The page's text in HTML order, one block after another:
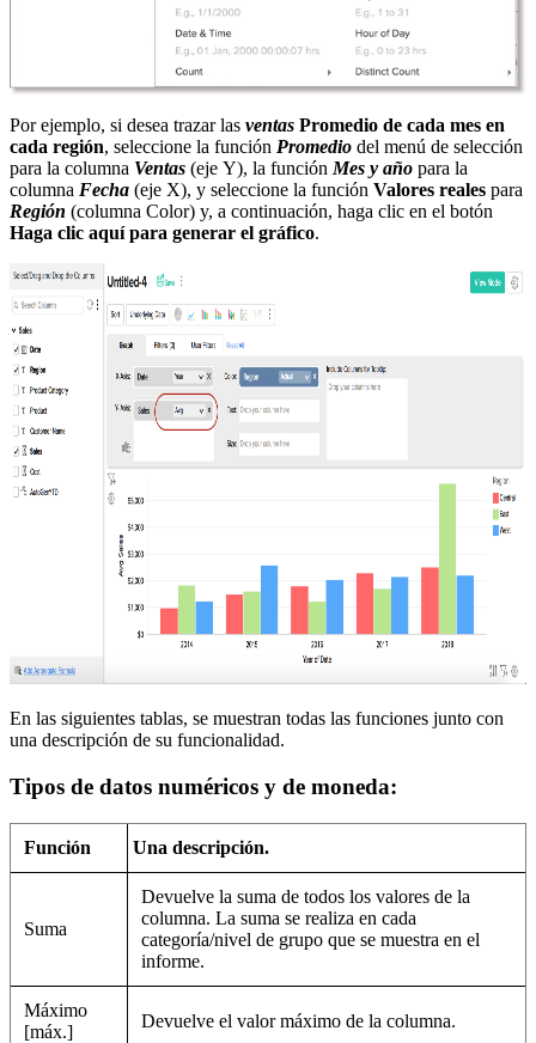
Por ejemplo, si desea trazar las ventas Promedio de cada mes en
cada región, seleccione la función Promedio del menú de selección
para la columna Ventas (eje Y), la funciónMes y año para la
columna Fecha (eje X), y seleccione la función Valores reales para
Región (columna Color) y, a continuación, haga clic en el botón
Haga clic aquí para generar el gráfico.
En las siguientes tablas, se muestran todas las funciones junto con
una descripción de su funcionalidad.
Tipos de datos numéricos y de moneda:
Función Una descripción.
Suma
Devuelve la suma de todos los valores de la
columna. La suma se realiza en cada
categoría/nivel de grupo que se muestra en el
informe.
Máximo
[máx.]
Devuelve el valor máximo de la columna.